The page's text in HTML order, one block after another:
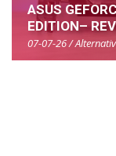
ASUS
EDITION–
07-07-26 /